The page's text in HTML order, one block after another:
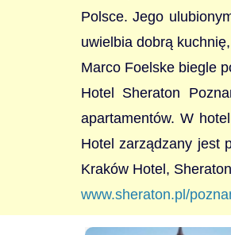
Polsce. Jego
uwielbia dobrą
Marco Foelske biegle
Hotel Sheraton
apartamentów. W
Hotel zarządzany jest
Kraków Hotel,
www.sheraton.pl/